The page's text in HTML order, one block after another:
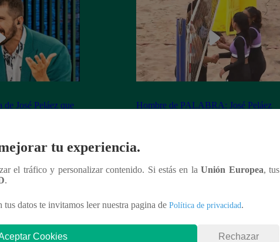
de José Peláez que
Hombre de PALABRA: José Peláez
tu experiencia.
el tráfico y personalizar contenido. Si estás en laUnión Europea, tus
.
datos te invitamos leer nuestra pagina de Política de privacidad.
Cookies Rechazar